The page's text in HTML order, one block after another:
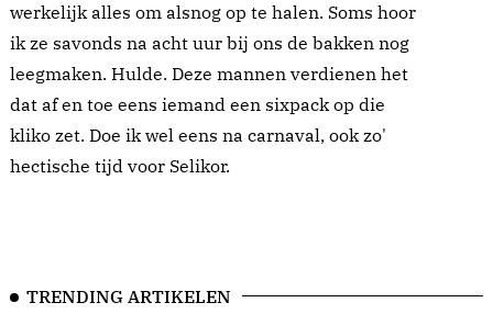
werkelijk alles om alsnog op te halen. Soms hoor
ik ze savonds na acht uur bij ons de bakken nog
leegmaken. Hulde. Deze mannen verdienen het
dat af en toe eens iemand een sixpack op die
kliko zet. Doe ik wel eens na carnaval, ook zo'
hectische tijd voor Selikor.
TRENDING ARTIKELEN